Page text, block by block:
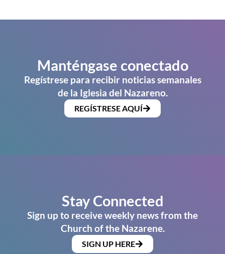
Manténgase conectado
Regístrese para recibir noticias semanales
de la Iglesia del Nazareno.
REGÍSTRESE AQUÍ
Stay Connected
Sign up to receive weekly news from the
Church of the Nazarene.
SIGN UP HERE